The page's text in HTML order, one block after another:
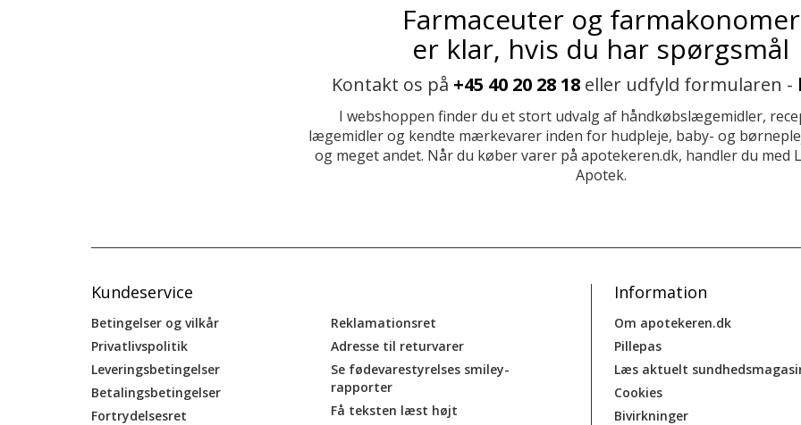
Farmaceuter og farmakonomer
er klar, hvis du har spørgsmål
Kontakt os på +45 40 20 28 18 eller udfyld formularen -
I webshoppen finder du et stort udvalg af håndkøbslægemidler,
lægemidler og kendte mærkevarer inden for hudpleje, baby- og
og meget andet. Når du køber varer på apotekeren.dk, handler du med
Apotek.
Kundeservice
Betingelser og vilkår
Privatlivspolitik
Leveringsbetingelser
Betalingsbetingelser
Fortrydelsesret
Reklamationsret
Adresse til returvarer
Se fødevarestyrelses smiley-
rapporter
Få teksten læst højt
Information
Om apotekeren.dk
Pillepas
Læs aktuelt
Cookies
Bivirkninger